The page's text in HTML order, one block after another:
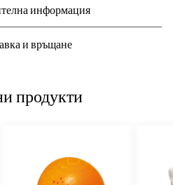
и ги адаптирате към
деца.Между другото:
всички тези елементи
кутия, 44468, Спортна
дъска овал, 46382
информация
и връщане
продукти